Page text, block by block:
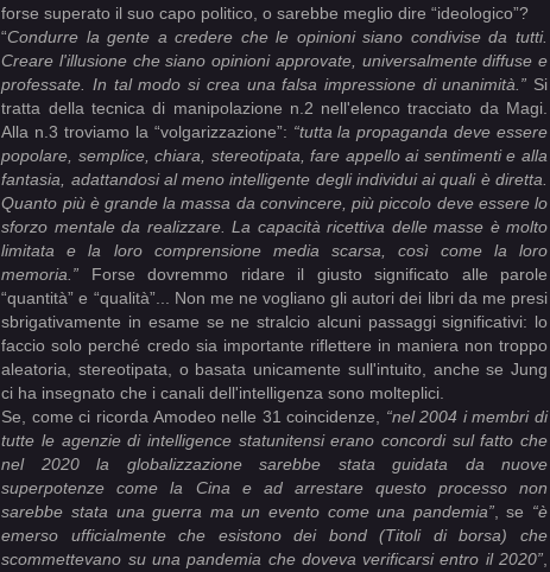
forse superato il suo capo politico, o sarebbe meglio dire “ideologico”?
“Condurre la gente a credere che le opinioni siano condivise da tutti.
Creare l'illusione che siano opinioni approvate, universalmente diffuse e
professate. In tal modo si crea una falsa impressione di unanimità.” Si
tratta della tecnica di manipolazione n.2 nell'elenco tracciato da Magi.
Alla n.3 troviamo la “volgarizzazione”: “tutta la propaganda deve essere
popolare, semplice, chiara, stereotipata, fare appello ai sentimenti e alla
fantasia, adattandosi al meno intelligente degli individui ai quali è diretta.
Quanto più è grande la massa da convincere, più piccolo deve essere lo
sforzo mentale da realizzare. La capacità ricettiva delle masse è molto
limitata e la loro comprensione media scarsa, così come la loro
memoria.” Forse dovremmo ridare il giusto significato alle parole
“quantità” e “qualità”... Non me ne vogliano gli autori dei libri da me presi
sbrigativamente in esame se ne stralcio alcuni passaggi significativi: lo
faccio solo perché credo sia importante riflettere in maniera non troppo
aleatoria, stereotipata, o basata unicamente sull'intuito, anche se Jung
ci ha insegnato che i canali dell'intelligenza sono molteplici.
Se, come ci ricorda Amodeo nelle 31 coincidenze, “nel 2004 i membri di
tutte le agenzie di intelligence statunitensi erano concordi sul fatto che
nel 2020 la globalizzazione sarebbe stata guidata da nuove
superpotenze come la Cina e ad arrestare questo processo non
sarebbe stata una guerra ma un evento come una pandemia”, se “è
emerso ufficialmente che esistono dei bond (Titoli di borsa) che
scommettevano su una pandemia che doveva verificarsi entro il 2020”